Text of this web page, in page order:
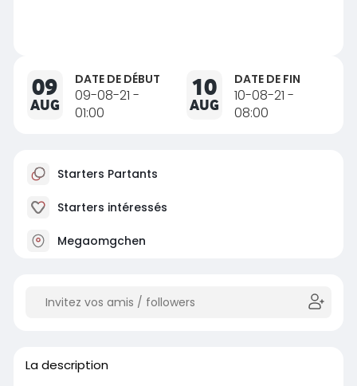
09
AUG
DATE DE DÉBUT
09-08-21 -
01:00
10
AUG
DATE DE FIN
10-08-21 -
08:00
Starters Partants
Starters intéressés
Megaomgchen
La description